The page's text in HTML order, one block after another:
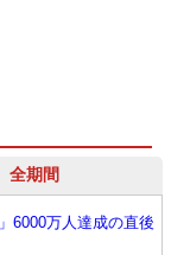
全期間
6000万人達成の直後